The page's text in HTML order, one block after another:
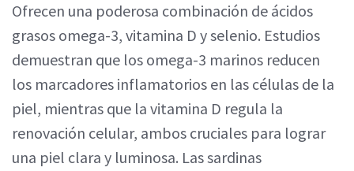
Ofrecen una poderosa combinación de ácidos
grasos omega-3, vitamina D y selenio. Estudios
demuestran que los omega-3 marinos reducen
los marcadores inflamatorios en las células de la
piel, mientras que la vitamina D regula la
renovación celular, ambos cruciales para lograr
una piel clara y luminosa. Las sardinas